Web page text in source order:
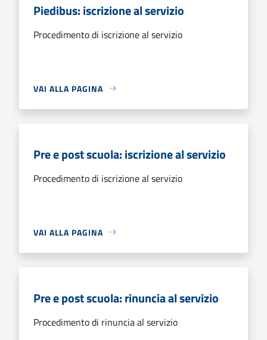
Piedibus: iscrizione al servizio
Procedimento di iscrizione al servizio
VAI ALLA PAGINA
Pre e post scuola: iscrizione al servizio
Procedimento di iscrizione al servizio
VAI ALLA PAGINA
Pre e post scuola: rinuncia al servizio
Procedimento di rinuncia al servizio